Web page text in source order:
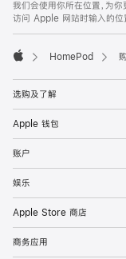
我们会使用你所在位置，为
访问 Apple 网站时输入的位
HomePod
选购及了解
Apple 钱包
账户
娱乐
Apple Store 商店
商务应用